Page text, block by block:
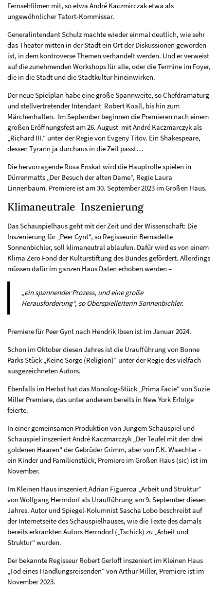
Fernsehfilmen mit, so etwa André Kaczmirczak etwa als
ungewöhnlicher Tatort-Kommissar.
Generalintendant Schulz machte wieder einmal deutlich, wie sehr
das Theater mitten in der Stadt ein Ort der Diskussionen geworden
ist, in dem kontroverse Themen verhandelt werden. Und er verweist
auf die zunehmenden Workshops für alle, oder die Termine im Foyer,
die in die Stadt und die Stadtkultur hineinwirken.
Der neue Spielplan habe eine große Spannweite, so Chefdramaturg
und stellvertretender Intendant Robert Koall, bis hin zum
Märchenhaften. Im September beginnen die Premieren nach einem
großen Eröffnungsfest am 26. August mit André Kaczmarczyk als
„Richard III.“ unter der Regie von Evgeny Titov. Ein Shakespeare,
dessen Tyrann ja durchaus in die Zeit passt…
Die hervorragende Rosa Enskat wird die Hauptrolle spielen in
Dürrenmatts „Der Besuch der alten Dame“, Regie Laura
Linnenbaum. Premiere ist am 30. September 2023 im Großen Haus.
Klimaneutrale Inszenierung
Das Schauspielhaus geht mit der Zeit und der Wissenschaft: Die
Inszenierung für „Peer Gynt“, so Regisseurin Bernadette
Sonnenbichler, soll klimaneutral ablaufen. Dafür wird es von einem
Klima Zero Fond der Kulturstiftung des Bundes gefördert. Allerdings
müssen dafür im ganzen Haus Daten erhoben werden –
„ein spannender Prozess, und eine große
Herausforderung“, so Oberspielleiterin Sonnenbichler.
Premiere für Peer Gynt nach Hendrik Ibsen ist im Januar 2024.
Schon im Oktober diesen Jahres ist die Uraufführung von Bonne
Parks Stück „Keine Sorge (Religion)“ unter der Regie des vielfach
ausgezeichneten Autors.
Ebenfalls im Herbst hat das Monolog-Stück „Prima Facie“ von Suzie
Miller Premiere, das unter anderem bereits in New York Erfolge
feierte.
In einer gemeinsamen Produktion von Jungem Schauspiel und
Schauspiel inszeniert André Kaczmarczyk „Der Teufel mit den drei
goldenen Haaren“ der Gebrüder Grimm, aber von F.K. Waechter -
ein Kinder und Familienstück, Premiere im Großen Haus (sic) ist im
November.
Im Kleinen Haus inszeniert Adrian Figueroa „Arbeit und Struktur“
von Wolfgang Herrndorf als Uraufführung am 9. September diesen
Jahres. Autor und Spiegel-Kolumnist Sascha Lobo beschreibt auf
der Internetseite des Schauspielhauses, wie die Texte des damals
bereits erkrankten Autors Herrndorf („Tschick) zu „Arbeit und
Struktur“ wurden.
Der bekannte Regisseur Robert Gerloff inszeniert im Kleinen Haus
„Tod eines Handlungsreisenden“ von Arthur Miller, Premiere ist im
November 2023.